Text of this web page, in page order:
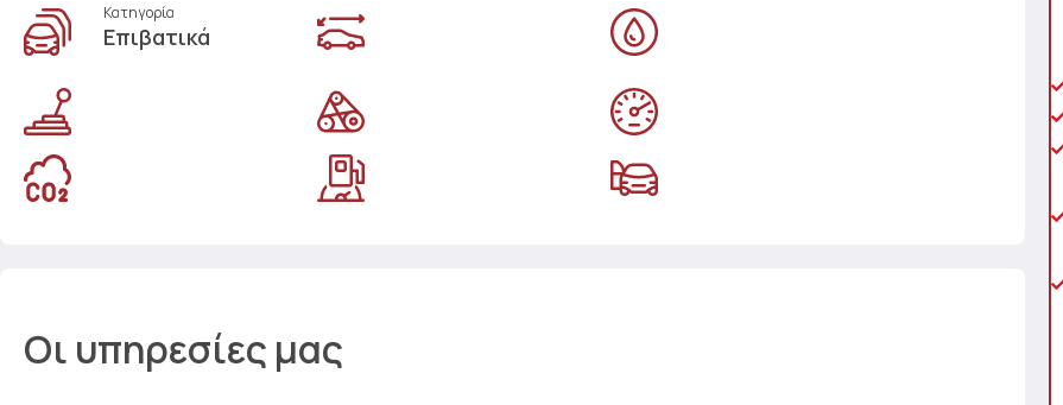
Κατηγορία
Επιβατικά
Οι υπηρεσίες μας